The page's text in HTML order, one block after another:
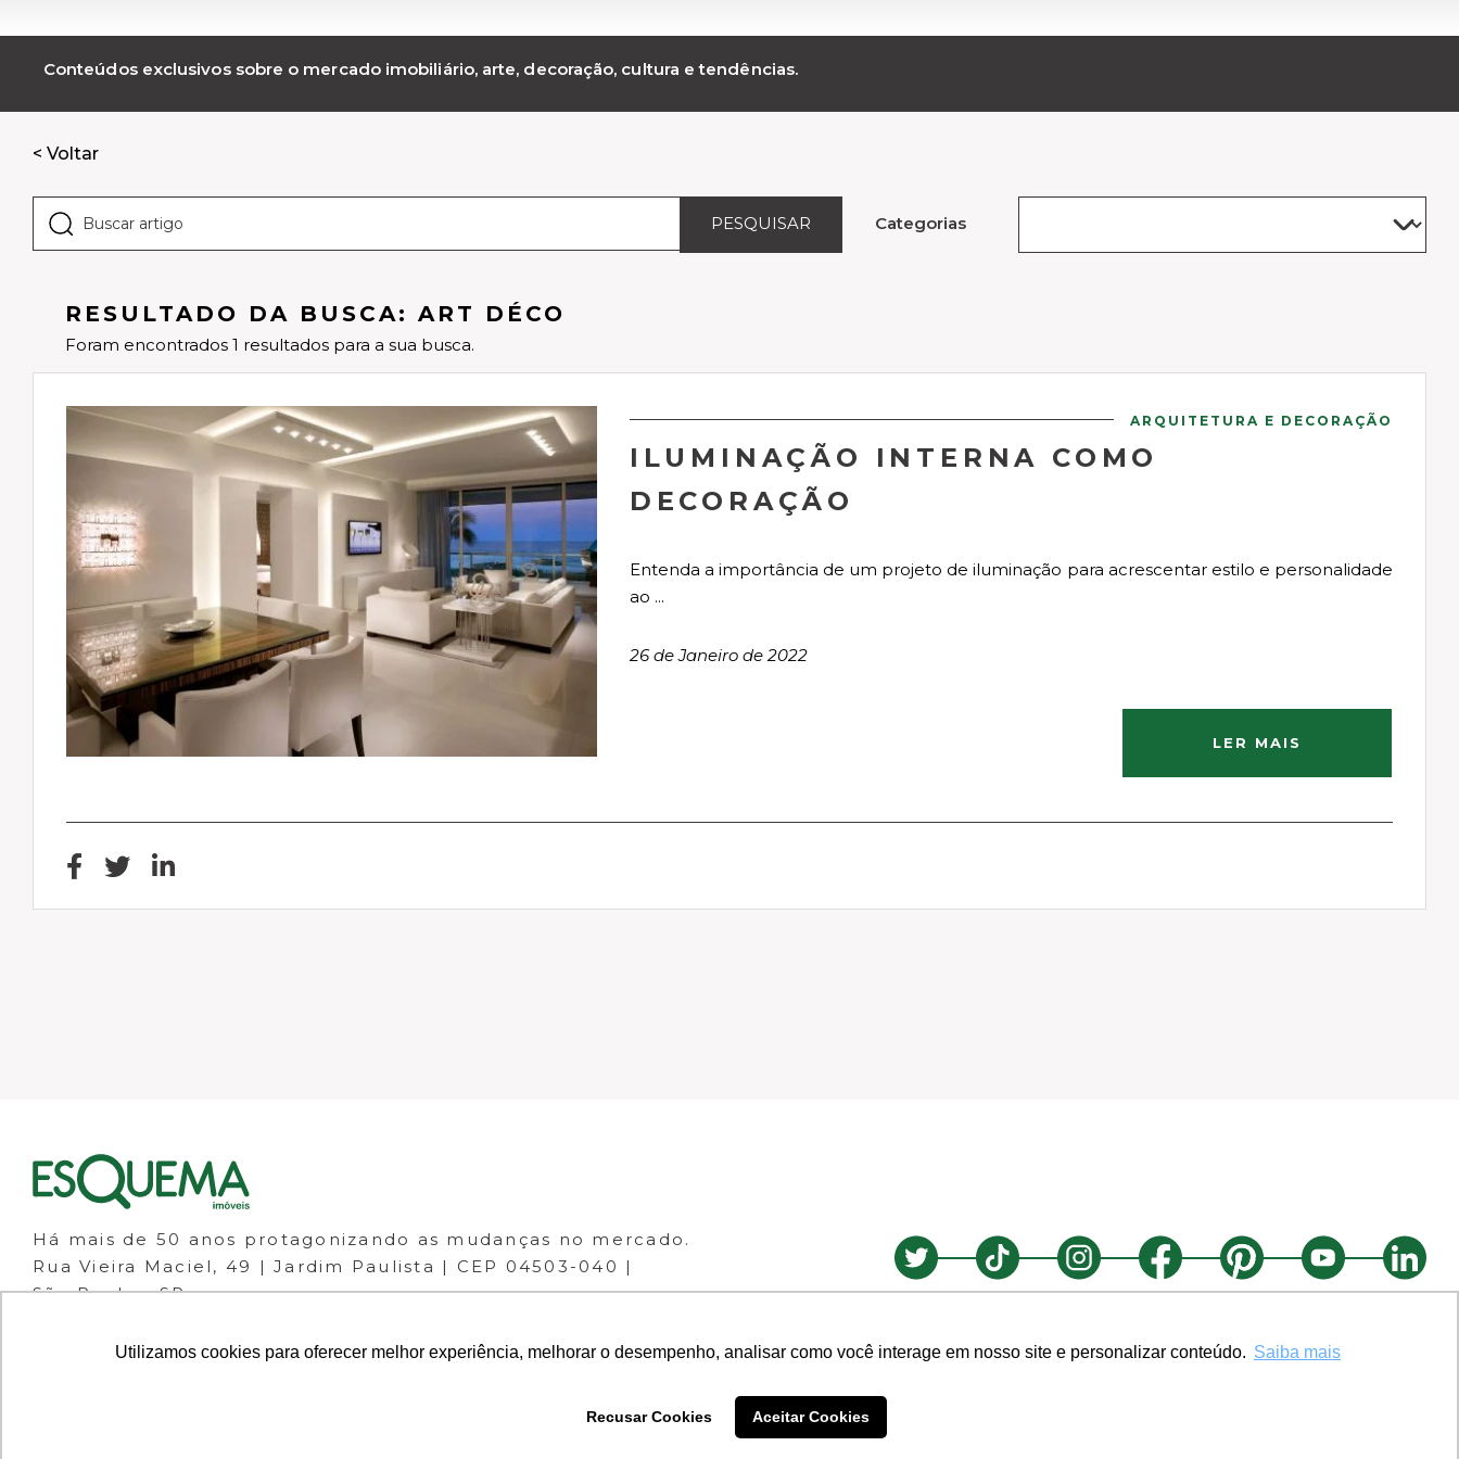
Utilizamos cookies para oferecer melhor experiência, melhorar o desempenho, analisar como você interage em nosso site e personalizar conteúdo. Saiba mais
Recusar Cookies Aceitar Cookies
Conteúdos exclusivos sobre o mercado imobiliário, arte, decoração, cultura e tendências.
< Voltar
PESQUISAR Categorias
RESULTADO DA BUSCA: ART DÉCO
Foram encontrados 1 resultados para a sua busca.
ARQUITETURA E DECORAÇÃO
ILUMINAÇÃO INTERNA COMO
DECORAÇÃO
Entenda a importância de um projeto de iluminação para acrescentar estilo e personalidade
ao ...
26 de Janeiro de 2022
LER MAIS
Há mais de 50 anos protagonizando as mudanças no mercado.
Rua Vieira Maciel, 49 | Jardim Paulista | CEP 04503-040 |
São Paulo - SP
(11) 98266-1111 (11) 3061-1133
© 2023 ESQUEMA IMÓVEIS - CRECI 30.046-J - Todos os direitos reservados.